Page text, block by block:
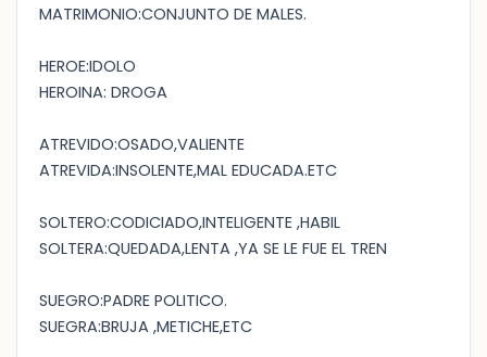
MATRIMONIO:CONJUNTO DE MALES.
HEROE:IDOLO
HEROINA: DROGA
ATREVIDO:OSADO,VALIENTE
ATREVIDA:INSOLENTE,MAL EDUCADA.ETC
SOLTERO:CODICIADO,INTELIGENTE ,HABIL
SOLTERA:QUEDADA,LENTA ,YA SE LE FUE EL TREN
SUEGRO:PADRE POLITICO.
SUEGRA:BRUJA ,METICHE,ETC